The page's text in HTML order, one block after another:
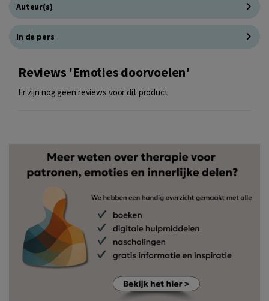
Auteur(s)
In de pers
Reviews 'Emoties doorvoelen'
Er zijn nog geen reviews voor dit product